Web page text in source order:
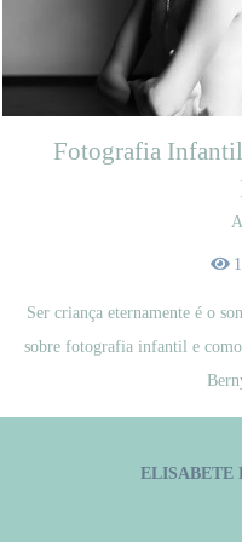
Fotografia
Ser criança eternamente é o
sobre fotografia infantil e
ELISABETE